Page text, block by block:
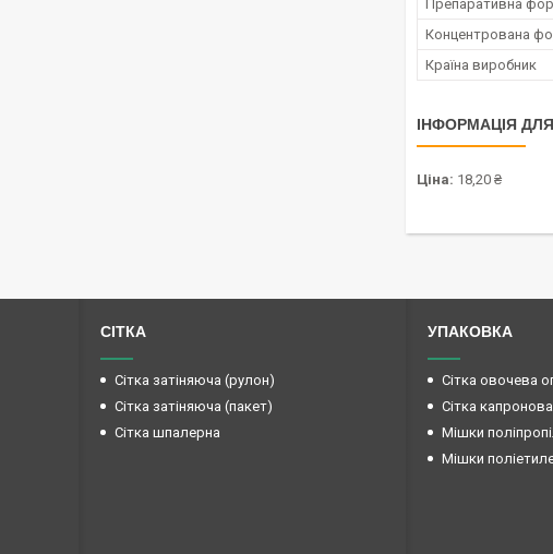
Препаративна
Концентрована
Країна виробник
ІНФОРМАЦІЯ
Ціна: 18,20 ₴
СІТКА
Сітка затіняюча (рулон)
Сітка затіняюча (пакет)
Сітка шпалерна
УПАКОВКА
Сітка овочева
Сітка капронова
Мішки
Мішки